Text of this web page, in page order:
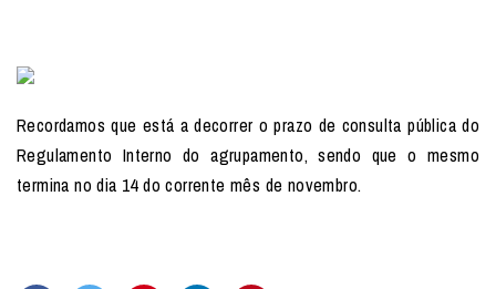
Recordamos que está a decorrer o prazo de consulta pública do
Regulamento Interno do agrupamento, sendo que o mesmo
termina no dia 14 do corrente mês de novembro.